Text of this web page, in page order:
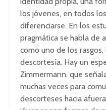
los jóvenes, en todos
diferenciarse. En los
pragmática se habla de
como uno de los
descortesía. Hay un
Zimmermann, que
muchas veces para
descorteses hacia